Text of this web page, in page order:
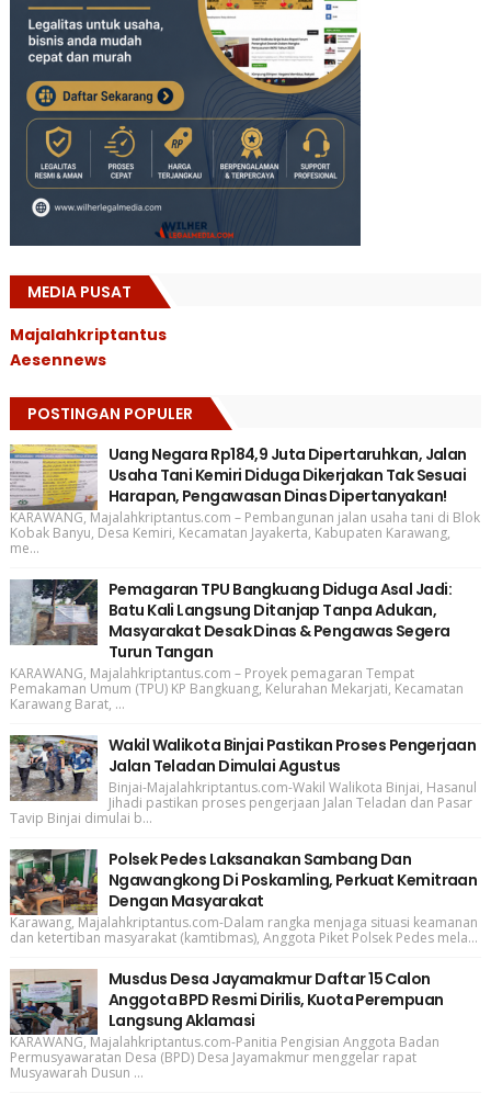
MEDIA PUSAT
Majalahkriptantus
Aesennews
POSTINGAN POPULER
Uang Negara Rp184,9 Juta Dipertaruhkan, Jalan
Usaha Tani Kemiri Diduga Dikerjakan Tak Sesuai
Harapan, Pengawasan Dinas Dipertanyakan!
KARAWANG, Majalahkriptantus.com – Pembangunan jalan usaha tani di Blok
Kobak Banyu, Desa Kemiri, Kecamatan Jayakerta, Kabupaten Karawang,
me...
Pemagaran TPU Bangkuang Diduga Asal Jadi:
Batu Kali Langsung Ditanjap Tanpa Adukan,
Masyarakat Desak Dinas & Pengawas Segera
Turun Tangan
KARAWANG, Majalahkriptantus.com – Proyek pemagaran Tempat
Pemakaman Umum (TPU) KP Bangkuang, Kelurahan Mekarjati, Kecamatan
Karawang Barat, ...
Wakil Walikota Binjai Pastikan Proses Pengerjaan
Jalan Teladan Dimulai Agustus
Binjai-Majalahkriptantus.com-Wakil Walikota Binjai, Hasanul
Jihadi pastikan proses pengerjaan Jalan Teladan dan Pasar
Tavip Binjai dimulai b...
Polsek Pedes Laksanakan Sambang Dan
Ngawangkong Di Poskamling, Perkuat Kemitraan
Dengan Masyarakat
Karawang, Majalahkriptantus.com-Dalam rangka menjaga situasi keamanan
dan ketertiban masyarakat (kamtibmas), Anggota Piket Polsek Pedes mela...
Musdus Desa Jayamakmur Daftar 15 Calon
Anggota BPD Resmi Dirilis, Kuota Perempuan
Langsung Aklamasi
KARAWANG, Majalahkriptantus.com-Panitia Pengisian Anggota Badan
Permusyawaratan Desa (BPD) Desa Jayamakmur menggelar rapat
Musyawarah Dusun ...